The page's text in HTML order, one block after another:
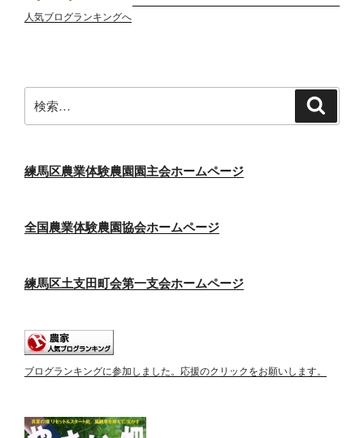
人気ブログランキングへ
索:
練馬区農業体験農園園主会ホームページ
全国農業体験農園協会ホームページ
練馬区土支田町会第一支会ホームページ
ブログランキングに参加しました。応援のクリックをお願いします。